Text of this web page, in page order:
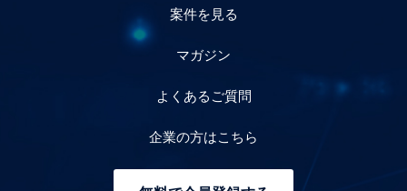
案件を見る
マガジン
よくあるご質問
企業の方はこちら